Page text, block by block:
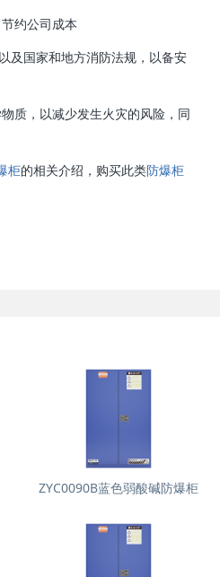
约公司成本
及国家和地方消防法规，以备安
质，以减少发生火灾的风险，同
柜的相关介绍，购买此类防爆柜
ZYC0090B蓝色弱酸碱防爆柜